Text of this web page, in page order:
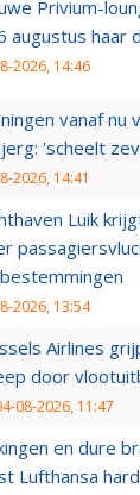
Privium-
augustus haar
2026, 14:46
vanaf nu
'scheelt
2026, 14:41
Luik
2026, 13:54
Airlines
door
08-2026, 11:47
en dure
Lufthansa